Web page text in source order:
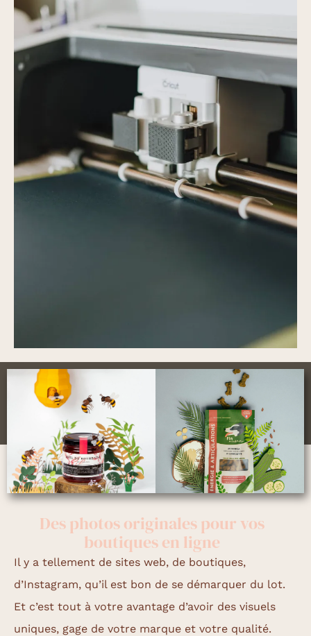
Des photos originales pour vos
boutiques en ligne
Il y a tellement de sites web, de boutiques,
d’Instagram, qu’il est bon de se démarquer du lot.
Et c’est tout à votre avantage d’avoir des visuels
uniques, gage de votre marque et votre qualité.